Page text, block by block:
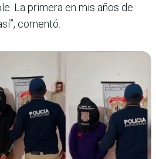
La primera en mis años de
comentó.